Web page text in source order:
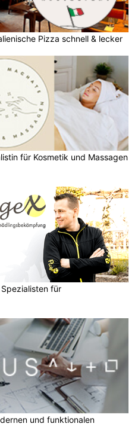
Pizza schnell & lecker
für Kosmetik und Massagen
für
und funktionalen